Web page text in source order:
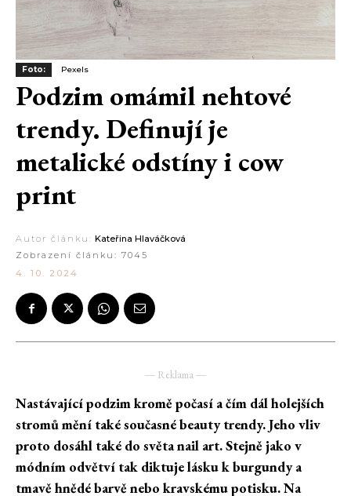
Foto: Pexels
Podzim omámil nehtové
trendy. Definují je
metalické odstíny i cow
print
Autor článku: Kateřina Hlaváčková
Zobrazení článku: 7045
4. 10. 2024
― Reklama ―
Nastávající podzim kromě počasí a čím dál holejších
stromů mění také současné beauty trendy. Jeho vliv
proto dosáhl také do světa nail art. Stejně jako v
módním odvětví tak diktuje lásku k burgundy a
tmavě hnědé barvě nebo kravskému potisku. Na